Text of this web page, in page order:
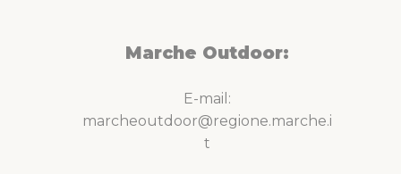
Marche Outdoor:
E-mail:
marcheoutdoor@regione.marche.i
t